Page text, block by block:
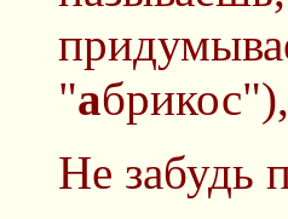
"а
Не забудь